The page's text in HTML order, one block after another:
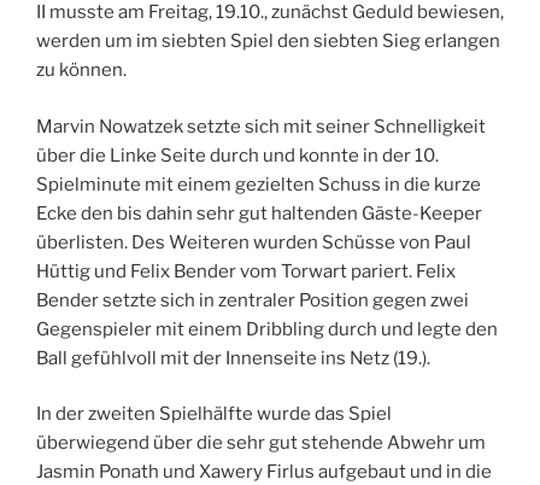
II musste am Freitag, 19.10., zunächst Geduld bewiesen,
werden um im siebten Spiel den siebten Sieg erlangen
zu können.
Marvin Nowatzek setzte sich mit seiner Schnelligkeit
über die Linke Seite durch und konnte in der 10.
Spielminute mit einem gezielten Schuss in die kurze
Ecke den bis dahin sehr gut haltenden Gäste-Keeper
überlisten. Des Weiteren wurden Schüsse von Paul
Hüttig und Felix Bender vom Torwart pariert. Felix
Bender setzte sich in zentraler Position gegen zwei
Gegenspieler mit einem Dribbling durch und legte den
Ball gefühlvoll mit der Innenseite ins Netz (19.).
In der zweiten Spielhälfte wurde das Spiel
überwiegend über die sehr gut stehende Abwehr um
Jasmin Ponath und Xawery Firlus aufgebaut und in die